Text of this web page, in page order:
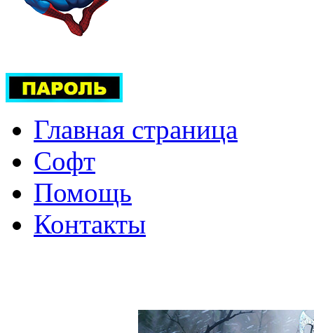
Главная страница
Софт
Помощь
Контакты